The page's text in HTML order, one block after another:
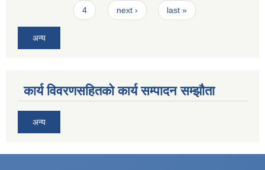
4 next › last »
अन्य
कार्य विवरणसहितको कार्य सम्पादन सम्झौता
अन्य